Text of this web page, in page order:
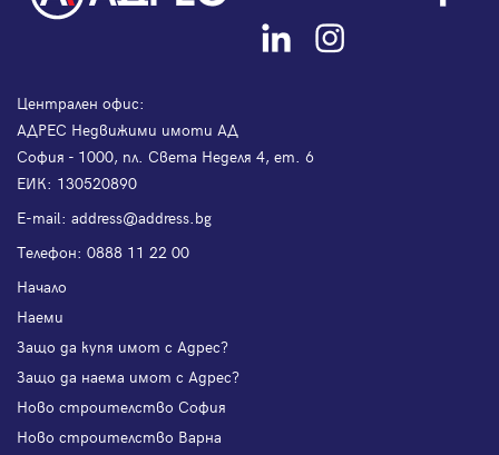
Централен офис:
АДРЕС Недвижими имоти АД
София - 1000, пл. Света Неделя 4, ет. 6
ЕИК: 130520890
Е-mail: address@address.bg
Телефон: 0888 11 22 00
Начало
Наеми
Защо да купя имот с Адрес?
Защо да наема имот с Адрес?
Ново строителство София
Ново строителство Варна